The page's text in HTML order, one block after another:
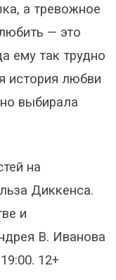
а тревожное
— это
ему так трудно
история любви
выбирала
на
Диккенса.
и
В. Иванова
12+